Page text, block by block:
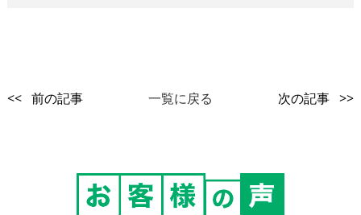
<< 前の記事 一覧に戻る 次の記事 >>